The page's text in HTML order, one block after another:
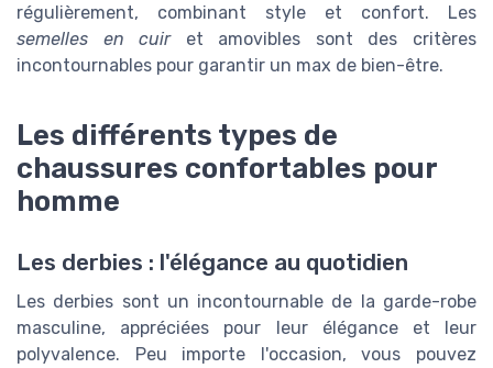
régulièrement, combinant style et confort. Les
semelles en cuiret amovibles sont des critères
incontournables pour garantir un max de bien-être.
Les différents types de
chaussures confortables pour
homme
Les derbies : l'élégance au quotidien
Les derbies sont un incontournable de la garde-robe
masculine, appréciées pour leur élégance et leur
polyvalence. Peu importe l'occasion, vous pouvez